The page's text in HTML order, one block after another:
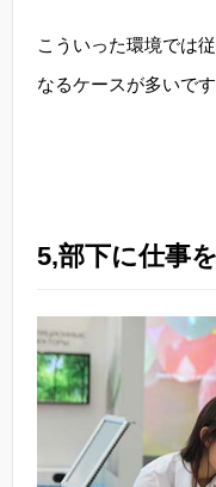
こういった環境では
なるケースが多いです
5,部下に仕事